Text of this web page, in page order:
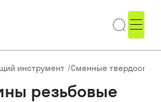
инструмент /Сменные
резьбовые